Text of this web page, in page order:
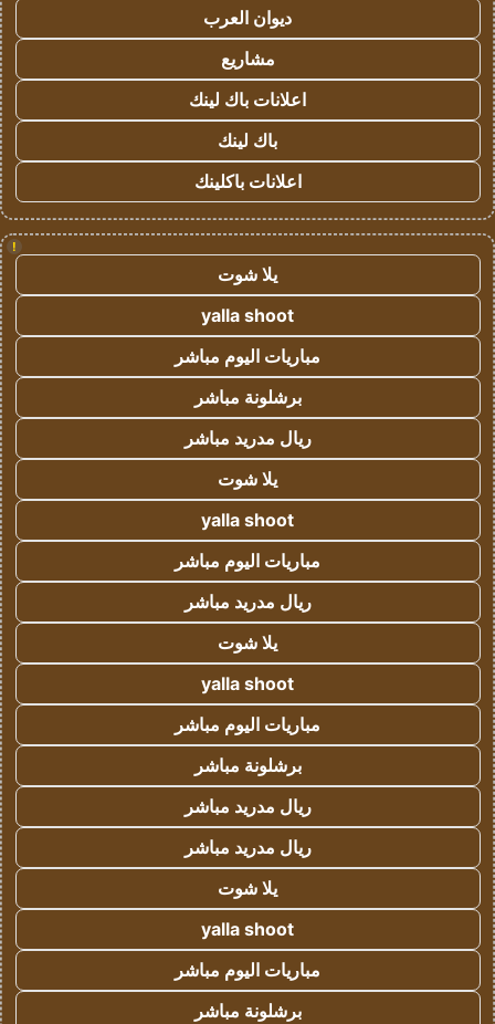
ديوان العرب
مشاريع
اعلانات باك لينك
باك لينك
اعلانات باكلينك
!
يلا شوت
yalla shoot
مباريات اليوم مباشر
برشلونة مباشر
ريال مدريد مباشر
يلا شوت
yalla shoot
مباريات اليوم مباشر
ريال مدريد مباشر
يلا شوت
yalla shoot
مباريات اليوم مباشر
برشلونة مباشر
ريال مدريد مباشر
ريال مدريد مباشر
يلا شوت
yalla shoot
مباريات اليوم مباشر
برشلونة مباشر